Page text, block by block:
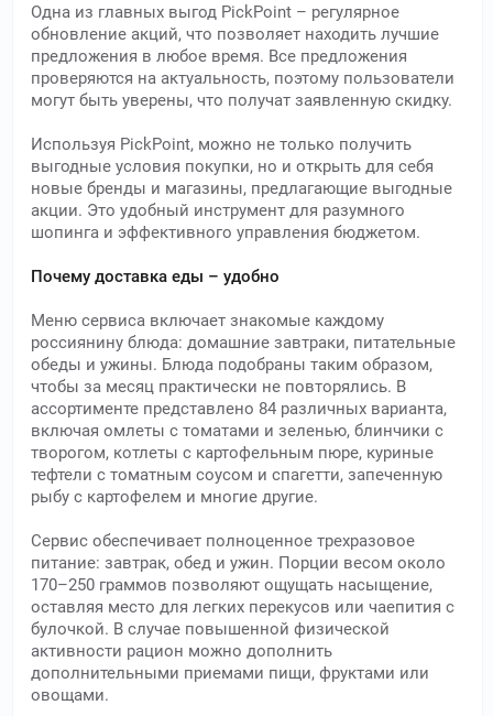
Одна из главных выгод PickPoint – регулярное
обновление акций, что позволяет находить лучшие
предложения в любое время. Все предложения
проверяются на актуальность, поэтому пользователи
могут быть уверены, что получат заявленную скидку.
Используя PickPoint, можно не только получить
выгодные условия покупки, но и открыть для себя
новые бренды и магазины, предлагающие выгодные
акции. Это удобный инструмент для разумного
шопинга и эффективного управления бюджетом.
Почему доставка еды – удобно
Меню сервиса включает знакомые каждому
россиянину блюда: домашние завтраки, питательные
обеды и ужины. Блюда подобраны таким образом,
чтобы за месяц практически не повторялись. В
ассортименте представлено 84 различных варианта,
включая омлеты с томатами и зеленью, блинчики с
творогом, котлеты с картофельным пюре, куриные
тефтели с томатным соусом и спагетти, запеченную
рыбу с картофелем и многие другие.
Сервис обеспечивает полноценное трехразовое
питание: завтрак, обед и ужин. Порции весом около
170–250 граммов позволяют ощущать насыщение,
оставляя место для легких перекусов или чаепития с
булочкой. В случае повышенной физической
активности рацион можно дополнить
дополнительными приемами пищи, фруктами или
овощами.